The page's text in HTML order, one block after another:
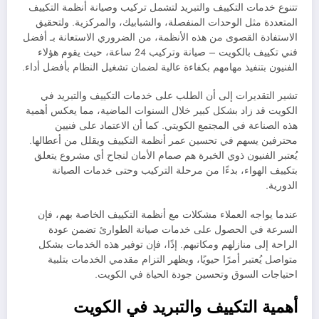
تتنوع خدمات التكييف والتبريد لتشمل تركيب وصيانة أنظمة التكييف
المتعددة مثل الوحدات المنفصلة، والشبابيك، والمركزية. ولتحقيق
الاستفادة القصوى من هذه الأنظمة، من الضروري الاستعانة بـ أفضل
فني تكييف بالكويت – صيانة وتركيب 24 ساعة، حيث يقوم هؤلاء
الفنيون بتنفيذ مهامهم بكفاءة عالية لضمان تشغيل النظام بأفضل أداء.
تشير التقديرات إلى أن الطلب على خدمات التكييف والتبريد في
الكويت قد زاد بشكل كبير خلال السنوات الماضية، مما يعكس أهمية
هذه الصناعة في المجتمع الكويتي. كما أن الاعتماد على فنيين
محترفين يسهم في تحسين عمر أنظمة التكييف ويقلل من أعطالها.
يُعتبر الفنيون ذوي الخبرة هم صمام الأمان لنجاح أي مشروع يتعلق
بتكييف الهواء، بدءًا من مرحلة التركيب وحتى خدمات الصيانة
الدورية.
عندما يواجه العملاء مشكلات مع أنظمة التكييف الخاصة بهم، فإن
السرعة في الحصول على خدمات صيانة الطوارئ تضمن عودة
الراحة إلى منازلهم ومكاتبهم. إذًا، فإن توفير هذه الخدمات بشكل
متواصل يُعتبر أمرًا حيويًا، ويظهر التزام مقدمي الخدمات بتلبية
احتياجات السوق وتحسين جودة الحياة في الكويت.
أهمية التكييف والتبريد في الكويت